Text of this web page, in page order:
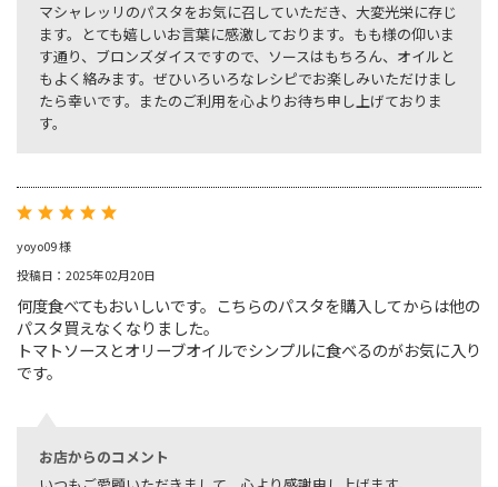
マシャレッリのパスタをお気に召していただき、大変光栄に存じ
ます。とても嬉しいお言葉に感激しております。もも様の仰いま
す通り、ブロンズダイスですので、ソースはもちろん、オイルと
もよく絡みます。ぜひいろいろなレシピでお楽しみいただけまし
たら幸いです。またのご利用を心よりお待ち申し上げておりま
す。
yoyo09 様
投稿日：2025年02月20日
何度食べてもおいしいです。こちらのパスタを購入してからは他の
パスタ買えなくなりました。
トマトソースとオリーブオイルでシンプルに食べるのがお気に入り
です。
お店からのコメント